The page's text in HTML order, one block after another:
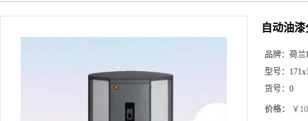
自动油
品牌： 荷兰
型号：
货号： 0
价格： ￥